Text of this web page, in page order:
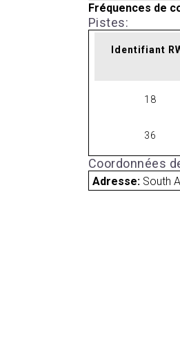
Fréquences de
Pistes:
Identifiant
18
36
Coordonnées
Adresse: South